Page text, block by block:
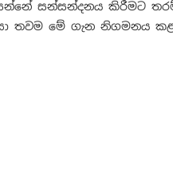
සන්සන්දනය කිරීමට
තවම මේ ගැන නිගමනය